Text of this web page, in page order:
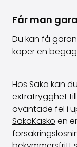
Får man
Du kan få
köper en
Hos Saka kan
extratrygghet
oväntade fel i
SakaKasko en